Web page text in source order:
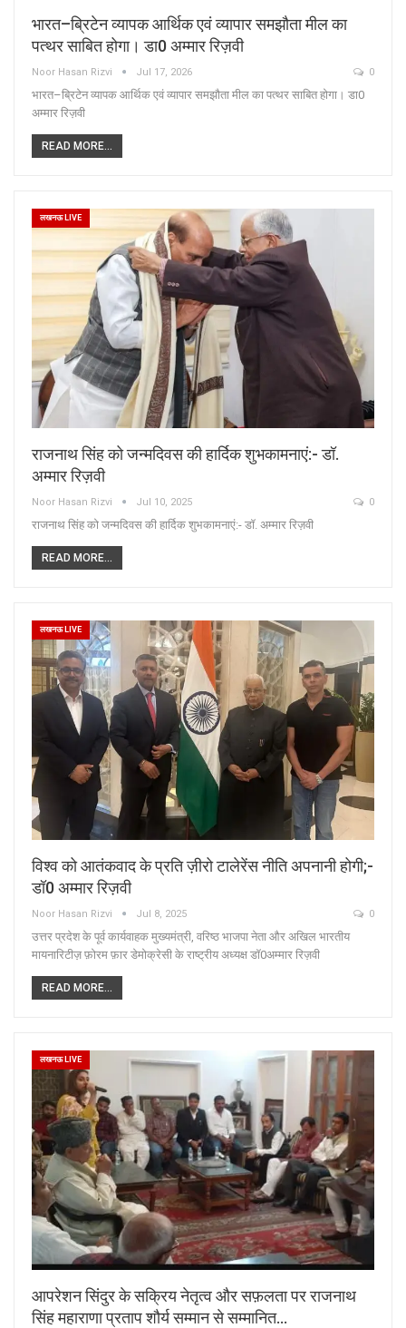
भारत–ब्रिटेन व्यापक आर्थिक एवं व्यापार समझौता मील का
पत्थर साबित होगा। डा0 अम्मार रिज़वी
Noor Hasan Rizvi Jul 17, 2026 0
भारत–ब्रिटेन व्यापक आर्थिक एवं व्यापार समझौता मील का पत्थर साबित होगा। डा0
अम्मार रिज़वी
READ MORE...
लखनऊ LIVE
राजनाथ सिंह को जन्मदिवस की हार्दिक शुभकामनाएं:- डॉ.
अम्मार रिज़वी
Noor Hasan Rizvi Jul 10, 2025 0
राजनाथ सिंह को जन्मदिवस की हार्दिक शुभकामनाएं:- डॉ. अम्मार रिज़वी
READ MORE...
लखनऊ LIVE
विश्व को आतंकवाद के प्रति ज़ीरो टालेरेंस नीति अपनानी होगी;-
डॉ0 अम्मार रिज़वी
Noor Hasan Rizvi Jul 8, 2025 0
उत्तर प्रदेश के पूर्व कार्यवाहक मुख्यमंत्री, वरिष्ठ भाजपा नेता और अखिल भारतीय
मायनारिटीज़ फ़ोरम फ़ार डेमोक्रेसी के राष्ट्रीय अध्यक्ष डॉ0अम्मार रिज़वी
READ MORE...
लखनऊ LIVE
आपरेशन सिंदुर के सक्रिय नेतृत्व और सफ़लता पर राजनाथ
सिंह महाराणा प्रताप शौर्य सम्मान से सम्मानित…